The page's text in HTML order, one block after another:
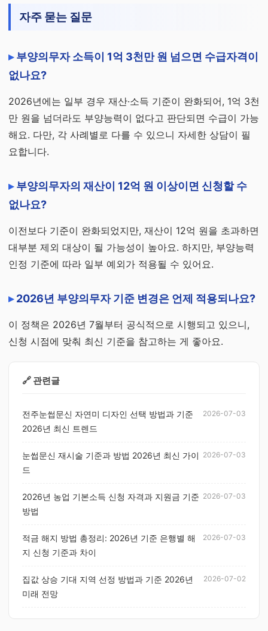
자주 묻는 질문
부양의무자 소득이 1억 3천만 원 넘으면 수급자격이
없나요?
2026년에는 일부 경우 재산·소득 기준이 완화되어, 1억 3천
만 원을 넘더라도 부양능력이 없다고 판단되면 수급이 가능
해요. 다만, 각 사례별로 다를 수 있으니 자세한 상담이 필
요합니다.
부양의무자의 재산이 12억 원 이상이면 신청할 수
없나요?
이전보다 기준이 완화되었지만, 재산이 12억 원을 초과하면
대부분 제외 대상이 될 가능성이 높아요. 하지만, 부양능력
인정 기준에 따라 일부 예외가 적용될 수 있어요.
2026년 부양의무자 기준 변경은 언제 적용되나요?
이 정책은 2026년 7월부터 공식적으로 시행되고 있으니,
신청 시점에 맞춰 최신 기준을 참고하는 게 좋아요.
🔗 관련글
전주눈썹문신 자연미 디자인 선택 방법과 기준
2026년 최신 트렌드
2026-07-03
눈썹문신 재시술 기준과 방법 2026년 최신 가이
드
2026-07-03
2026년 농업 기본소득 신청 자격과 지원금 기준
방법
2026-07-03
적금 해지 방법 총정리: 2026년 기준 은행별 해
지 신청 기준과 차이
2026-07-03
집값 상승 기대 지역 선정 방법과 기준 2026년
미래 전망
2026-07-02